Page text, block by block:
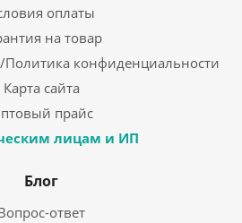
оплаты
на товар
конфиденциальности
Карта сайта
прайс
лицам и ИП
Блог
ответ